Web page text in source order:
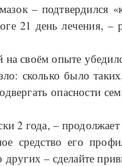
–
21 день лечения, –
своём опыте
сколько было
опасности
2 года, –
средство его
– сделайте